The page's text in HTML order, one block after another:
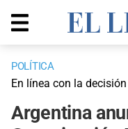
POLÍTICA
En línea con la
Argentina